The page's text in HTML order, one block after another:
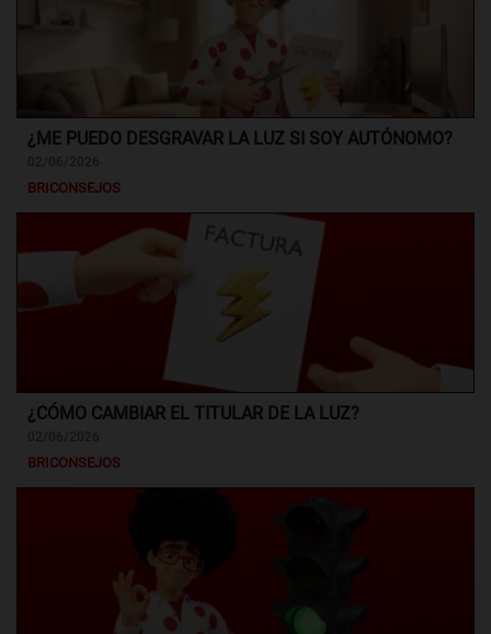
¿ME PUEDO DESGRAVAR LA LUZ SI SOY AUTÓNOMO?
BRICONSEJOS
¿CÓMO CAMBIAR EL TITULAR DE LA LUZ?
BRICONSEJOS